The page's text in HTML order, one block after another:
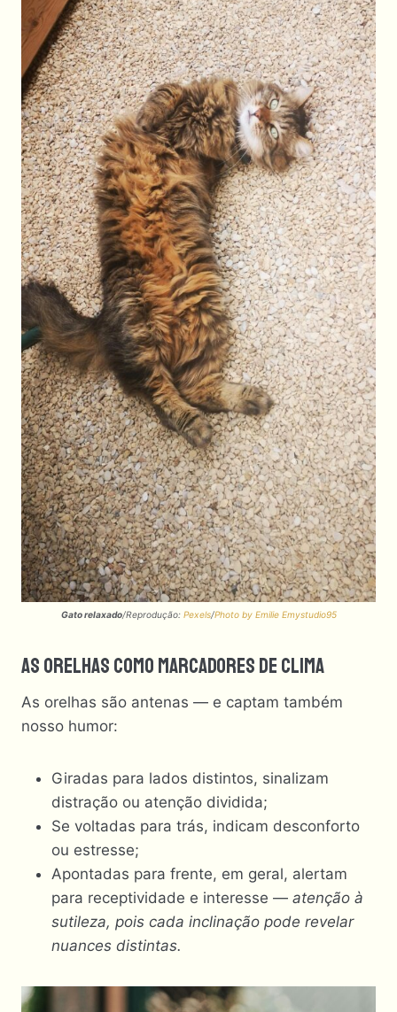
Gato relaxado/Reprodução: Pexels/Photo by Emilie Emystudio95
As Orelhas Como Marcadores De Clima
As orelhas são antenas — e captam também
nosso humor:
Giradas para lados distintos, sinalizam
distração ou atenção dividida;
Se voltadas para trás, indicam desconforto
ou estresse;
Apontadas para frente, em geral, alertam
para receptividade e interesse — atenção à
sutileza, pois cada inclinação pode revelar
nuances distintas.